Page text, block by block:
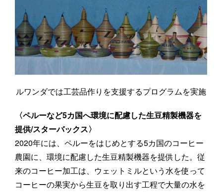
ルワンダでは工芸品作りを支援するプログラムを実施
〈ペルーなど5カ国へ環境に配慮した生豆精製機器を
提供/スターバックス〉
2020年には、ペルーをはじめとする5カ国のコーヒー
農園に、環境に配慮した生豆精製機器を提供した。従
来のコーヒー加工は、ウェットミルという水を使って
コーヒーの果実から生豆を取り出す工程で大量の水を